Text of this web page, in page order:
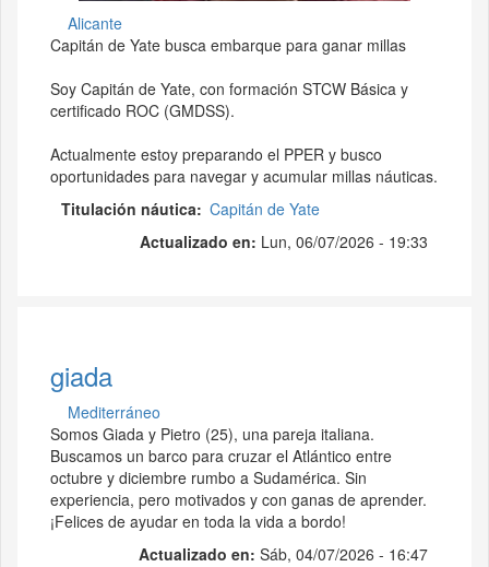
Alicante
Capitán de Yate busca embarque para ganar millas
Soy Capitán de Yate, con formación STCW Básica y
certificado ROC (GMDSS).
Actualmente estoy preparando el PPER y busco
oportunidades para navegar y acumular millas náuticas.
Titulación náutica Capitán de Yate
Actualizado en: Lun, 06/07/2026 - 19:33
giada
Mediterráneo
Somos Giada y Pietro (25), una pareja italiana.
Buscamos un barco para cruzar el Atlántico entre
octubre y diciembre rumbo a Sudamérica. Sin
experiencia, pero motivados y con ganas de aprender.
¡Felices de ayudar en toda la vida a bordo!
Actualizado en: Sáb, 04/07/2026 - 16:47